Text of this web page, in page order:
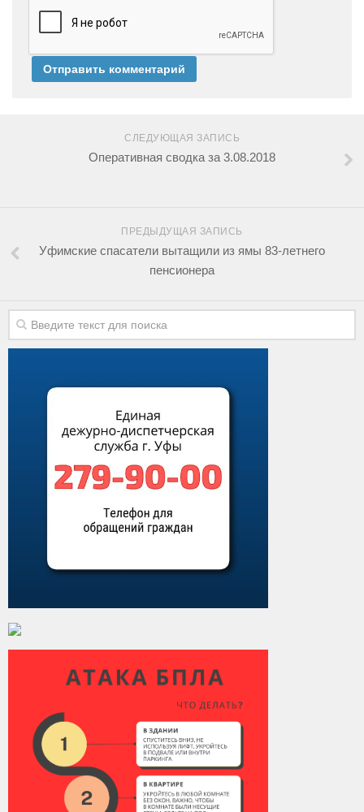
СЛЕДУЮЩАЯ ЗАПИСЬ
Оперативная сводка за 3.08.2018
ПРЕДЫДУЩАЯ ЗАПИСЬ
Уфимские спасатели вытащили из ямы 83-летнего
пенсионера